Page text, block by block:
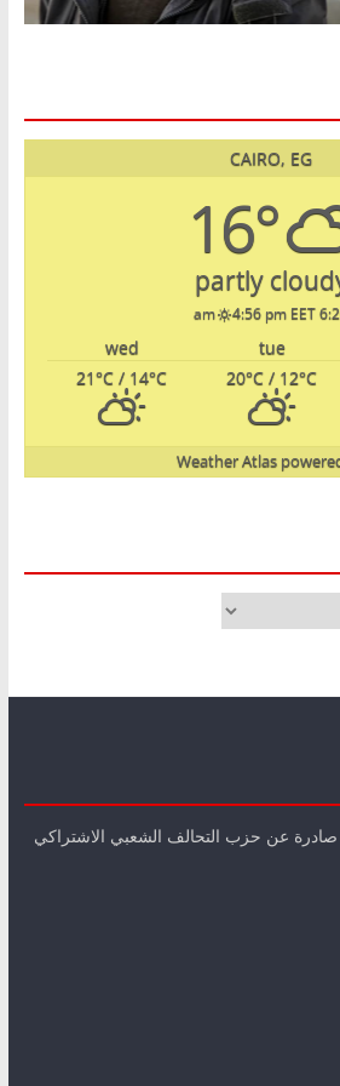
CAIRO, EG
16°
partly
6:26
4:56 pm EET
tue
wed
20°C / 12°C
21°C / 14°C
Weather Atlas
عن حزب التحالف الشعبي الاشتراكي